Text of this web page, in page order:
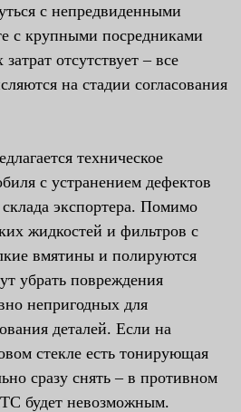
с непредвиденными
с крупными посредниками
отсутствует – все
на стадии согласования
техническое
с устранением дефектов
экспортера. Помимо
жидкостей и фильтров с
вмятины и полируются
убрать повреждения
непригодных для
деталей. Если на
стекле есть тонирующая
сразу снять – в противном
будет невозможным.